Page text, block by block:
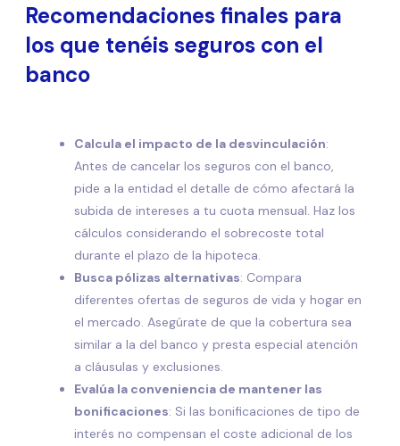
Recomendaciones finales para
los que tenéis seguros con el
banco
Calcula el impacto de la desvinculación:
Antes de cancelar los seguros con el banco,
pide a la entidad el detalle de cómo afectará la
subida de intereses a tu cuota mensual. Haz los
cálculos considerando el sobrecoste total
durante el plazo de la hipoteca.
Busca pólizas alternativas: Compara
diferentes ofertas de seguros de vida y hogar en
el mercado. Asegúrate de que la cobertura sea
similar a la del banco y presta especial atención
a cláusulas y exclusiones.
Evalúa la conveniencia de mantener las
bonificaciones: Si las bonificaciones de tipo de
interés no compensan el coste adicional de los